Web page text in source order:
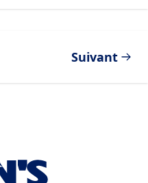
Suivant